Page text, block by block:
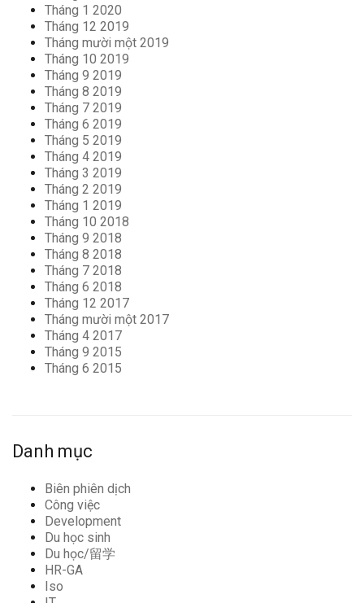
Tháng 1 2020
Tháng 12 2019
Tháng mười một 2019
Tháng 10 2019
Tháng 9 2019
Tháng 8 2019
Tháng 7 2019
Tháng 6 2019
Tháng 5 2019
Tháng 4 2019
Tháng 3 2019
Tháng 2 2019
Tháng 1 2019
Tháng 10 2018
Tháng 9 2018
Tháng 8 2018
Tháng 7 2018
Tháng 6 2018
Tháng 12 2017
Tháng mười một 2017
Tháng 4 2017
Tháng 9 2015
Tháng 6 2015
Danh mục
Biên phiên dịch
Công việc
Development
Du học sinh
Du học/留学
HR-GA
Iso